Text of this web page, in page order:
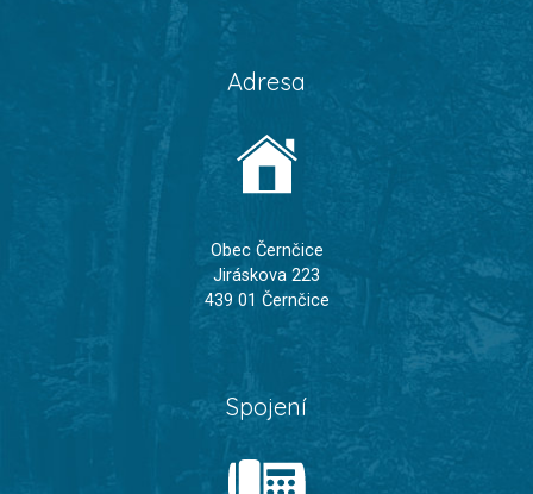
Adresa
Obec Černčice
Jiráskova 223
439 01 Černčice
Spojení